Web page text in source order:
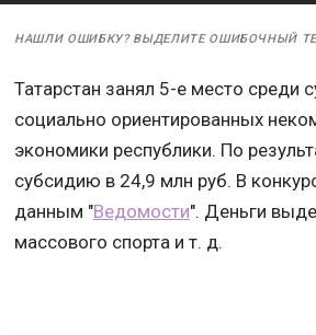
НАШЛИ ОШИБКУ? ВЫДЕЛИТЕ ОШИБОЧНЫЙ
Татарстан занял 5-е место среди
социально ориентированных
экономики республики. По
субсидию в 24,9 млн руб. В
данным "Ведомости". Деньги
массового спорта и т. д.